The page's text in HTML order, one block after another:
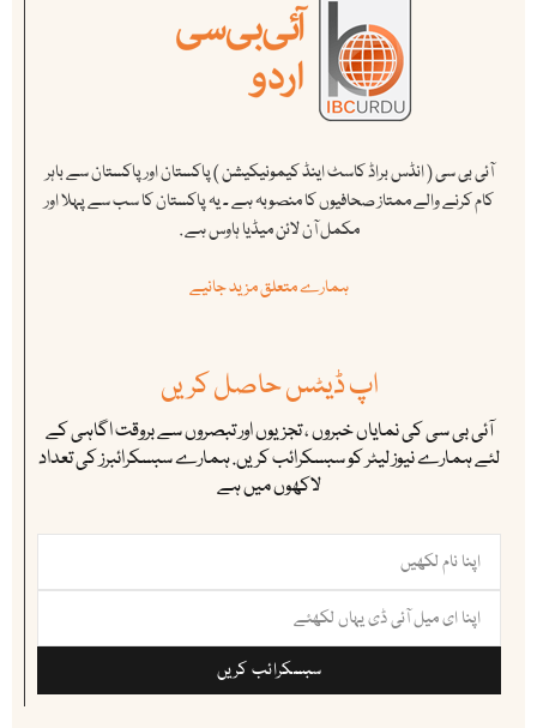
آئی بی سی ( انڈس براڈ کاسٹ اینڈ کیمونیکیشن ) پاکستان اور پاکستان سے باہر
کام کرنے والے ممتاز صحافیوں کا منصوبہ ہے ۔ یہ پاکستان کا سب سے پہلا اور
مکمل آن لائن میڈیا ہاوس ہے .
ہمارے متعلق مزید جانیے
اپ ڈیٹس حاصل کریں
آئی بی سی کی نمایاں خبروں ، تجزیوں اور تبصروں سے بروقت اگاہی کے
لئے ہمارے نیوز لیٹر کو سبسکرائب کریں. ہمارے سبسکرائبرز کی تعداد
لاکھوں میں ہے
سبسکرائب کریں